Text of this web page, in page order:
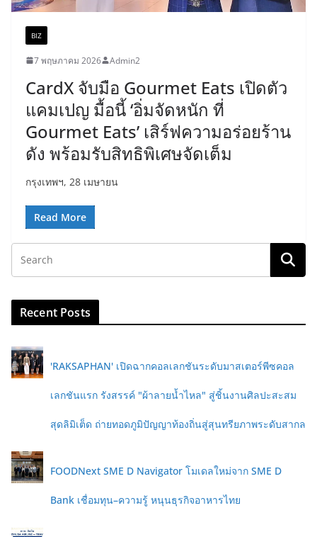
BIZ
7 พฤษภาคม 2026 Admin2
CardX จับมือ Gourmet Eats เปิดตัว
แคมเปญ มื้อนี้ ‘อิ่มจัดหนัก ที่
Gourmet Eats’ เสิร์ฟความอร่อยร้าน
ดัง พร้อมรับสิทธิพิเศษจัดเต็ม
กรุงเทพฯ, 28 เมษายน
Read More
Recent Posts
'RAKSAPHAN' เปิดฉากคอลเลกชันระดับมาสเตอร์พีซคอล
เลกชันแรก รังสรรค์ "ผ้าลายน้ำไหล" สู่ชิ้นงานศิลปะสะสม
สุดลิมิเต็ด ถ่ายทอดภูมิปัญญาท้องถิ่นสู่สุนทรียภาพระดับสากล
FOODNext SME D Navigator โมเดลใหม่จาก SME D
Bank เชื่อมทุน–ความรู้ หนุนธุรกิจอาหารไทย